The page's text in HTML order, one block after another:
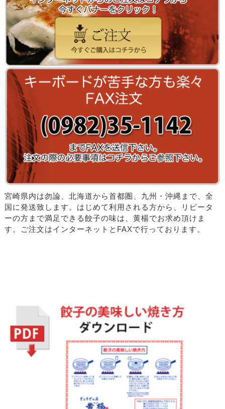
宮崎県内は勿論、北海道から首都圏、九州・沖縄まで、全
国に発送致します。はじめて利用される方から、リピータ
ーの方まで満足できる餃子の味は、黄楊でお求め頂けま
す。ご注文はインターネットとFAXで行っております。